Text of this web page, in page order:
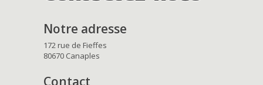
Notre adresse
172 rue de Fieffes
80670 Canaples
Contact